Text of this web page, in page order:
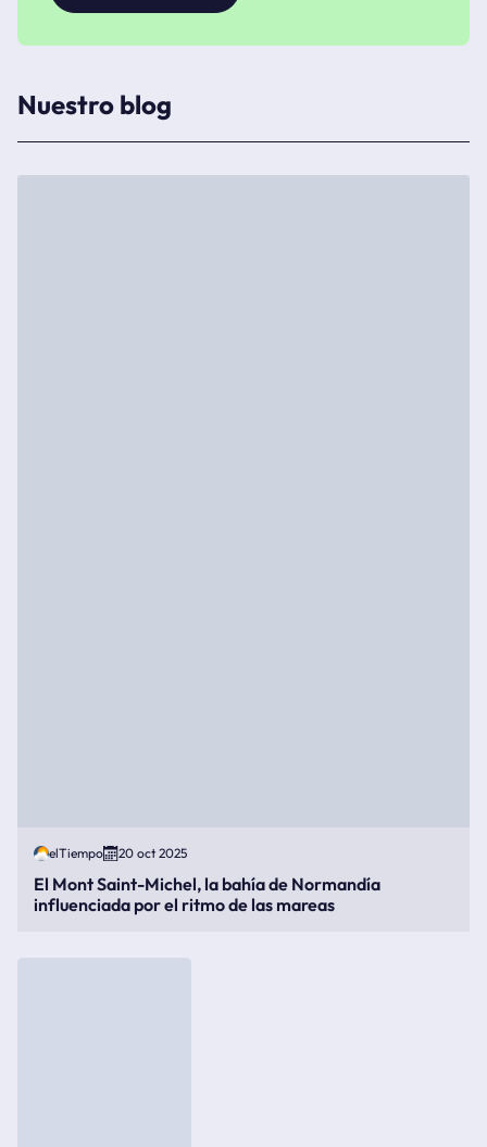
Nuestro blog
elTiempo 20 oct 2025
El Mont Saint-Michel, la bahía de Normandía
influenciada por el ritmo de las mareas